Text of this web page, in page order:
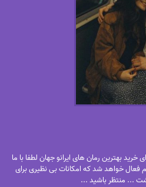
بهترین رمان های ایرانو جهان لطفا با ما
فعال خواهد شد که امکانات بی نظیری برای
... منتظر باشید ...